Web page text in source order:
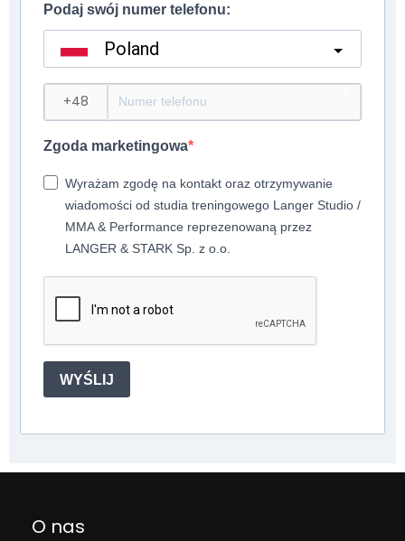
Podaj swój numer telefonu:
Poland
Zgoda marketingowa
Wyrażam zgodę na kontakt oraz otrzymywanie
wiadomości od studia treningowego Langer Studio /
MMA & Performance reprezenowaną przez
LANGER & STARK Sp. z o.o.
WYŚLIJ
O nas